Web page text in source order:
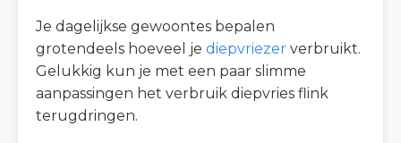
Je dagelijkse gewoontes bepalen
grotendeels hoeveel je diepvriezer verbruikt.
Gelukkig kun je met een paar slimme
aanpassingen het verbruik diepvries flink
terugdringen.